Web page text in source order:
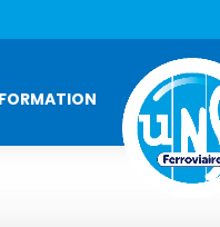
FORMATION